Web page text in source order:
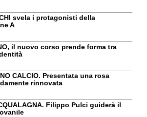
svela i protagonisti della
A
il nuovo corso prende forma tra
CALCIO. Presentata una rosa
rinnovata
Filippo Pulci guiderà il